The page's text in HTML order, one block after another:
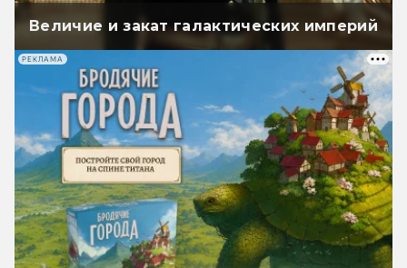
Величие и закат галактических империй
РЕКЛАМА